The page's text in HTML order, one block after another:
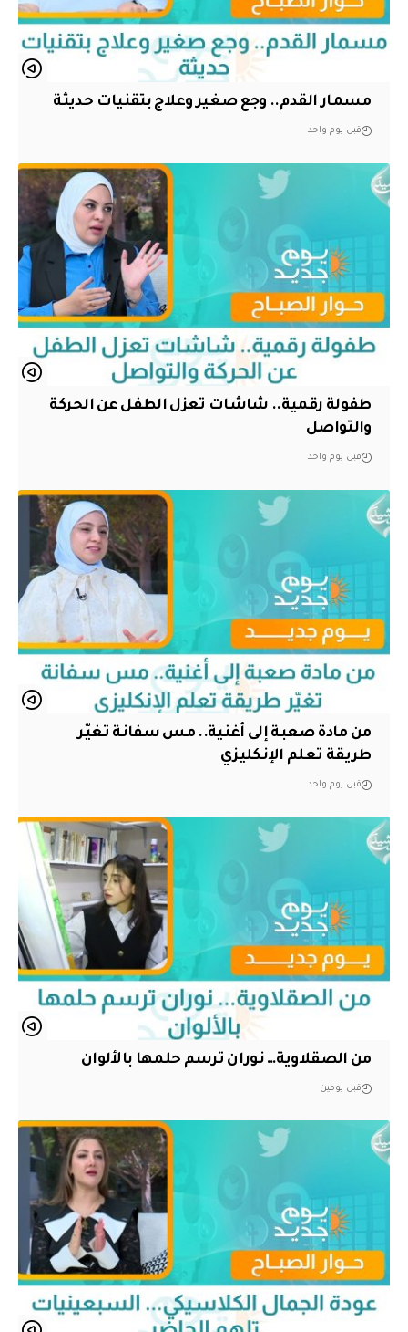
مسمار القدم.. وجع صغير وعلاج بتقنيات حديثة
قبل يوم واحد
طفولة رقمية.. شاشات تعزل الطفل عن الحركة
والتواصل
قبل يوم واحد
من مادة صعبة إلى أغنية.. مس سفانة تغيّر
طريقة تعلم الإنكليزي
قبل يوم واحد
من الصقلاوية… نوران ترسم حلمها بالألوان
قبل يومين